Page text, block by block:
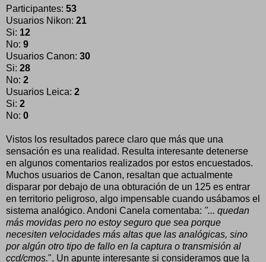
Participantes: 53
Usuarios Nikon: 21
Si: 12
No: 9
Usuarios Canon: 30
Si: 28
No: 2
Usuarios Leica: 2
Si: 2
No: 0
Vistos los resultados parece claro que más que una
sensación es una realidad. Resulta interesante detenerse
en algunos comentarios realizados por estos encuestados.
Muchos usuarios de Canon, resaltan que actualmente
disparar por debajo de una obturación de un 125 es entrar
en territorio peligroso, algo impensable cuando usábamos el
sistema analógico. Andoni Canela comentaba: "... quedan
más movidas pero no estoy seguro que sea porque
necesiten velocidades más altas que las analógicas, sino
por algún otro tipo de fallo en la captura o transmisión al
ccd/cmos.". Un apunte interesante si consideramos que la